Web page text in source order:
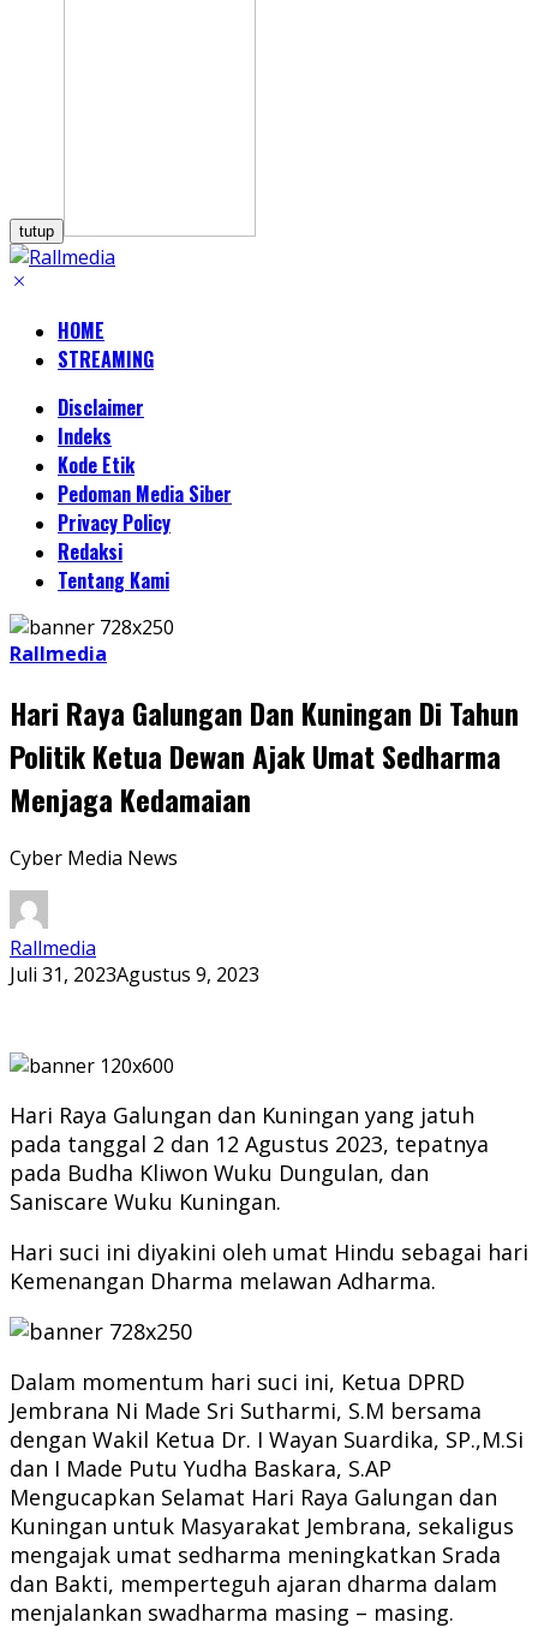
tutup
HOME
STREAMING
Disclaimer
Indeks
Kode Etik
Pedoman Media Siber
Privacy Policy
Redaksi
Tentang Kami
Rallmedia
Hari Raya Galungan Dan Kuningan Di Tahun
Politik Ketua Dewan Ajak Umat Sedharma
Menjaga Kedamaian
Cyber Media News
Rallmedia
Juli 31, 2023Agustus 9, 2023
Hari Raya Galungan dan Kuningan yang jatuh
pada tanggal 2 dan 12 Agustus 2023, tepatnya
pada Budha Kliwon Wuku Dungulan, dan
Saniscare Wuku Kuningan.
Hari suci ini diyakini oleh umat Hindu sebagai hari
Kemenangan Dharma melawan Adharma.
Dalam momentum hari suci ini, Ketua DPRD
Jembrana Ni Made Sri Sutharmi, S.M bersama
dengan Wakil Ketua Dr. I Wayan Suardika, SP.,M.Si
dan I Made Putu Yudha Baskara, S.AP
Mengucapkan Selamat Hari Raya Galungan dan
Kuningan untuk Masyarakat Jembrana, sekaligus
mengajak umat sedharma meningkatkan Srada
dan Bakti, memperteguh ajaran dharma dalam
menjalankan swadharma masing – masing.